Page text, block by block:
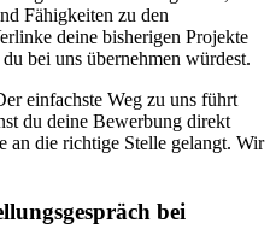
Fähigkeiten zu den
deine bisherigen Projekte
bei uns übernehmen würdest.
einfachste Weg zu uns führt
du deine Bewerbung direkt
an die richtige Stelle gelangt. Wir
bei